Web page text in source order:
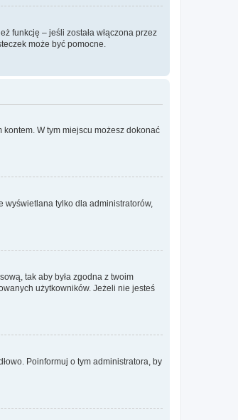
funkcję – jeśli została włączona przez
może być pomocne.
W tym miejscu możesz dokonać
wyświetlana tylko dla administratorów,
tak aby była zgodna z twoim
użytkowników. Jeżeli nie jesteś
Poinformuj o tym administratora, by